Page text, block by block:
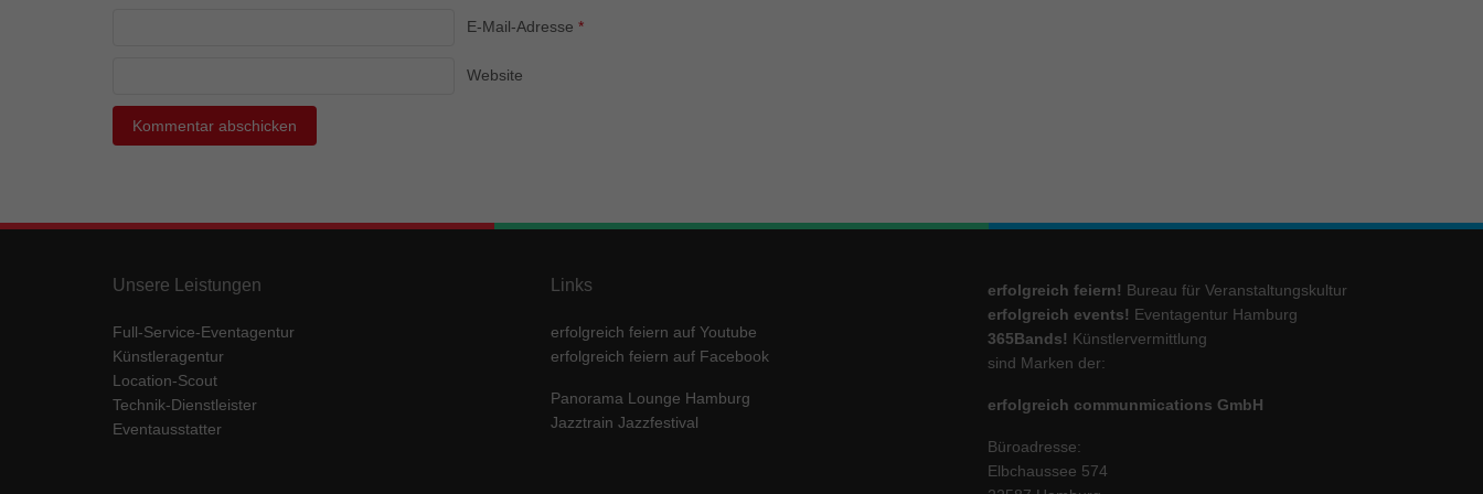
E-Mail-Adresse *
Website
Unsere Leistungen
Full-Service-Eventagentur
Künstleragentur
Location-Scout
Technik-Dienstleister
Eventausstatter
Links
erfolgreich feiern auf Youtube
erfolgreich feiern auf Facebook
Panorama Lounge Hamburg
Jazztrain Jazzfestival
erfolgreich feiern! Bureau für Veranstaltungskultur
erfolgreich events! Eventagentur Hamburg
365Bands! Künstlervermittlung
sind Marken der:
erfolgreich communmications GmbH
Büroadresse:
Elbchaussee 574
Cookie-Informationen anzeigen
Inhalte von Videoplattformen und Social-Media-Plattformen werden standardmäßig blockiert.
Wenn Cookies von externen Medien akzeptiert werden, bedarf der Zugriff auf diese Inhalte
keiner manuellen Einwilligung mehr.
Impressum